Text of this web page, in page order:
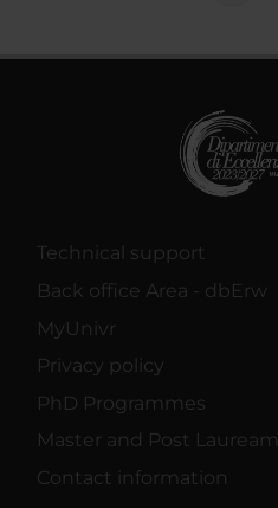
Technical support
Back office Area - dbErw
MyUnivr
Privacy policy
PhD Programmes
Master and Post Lauream
Contact information